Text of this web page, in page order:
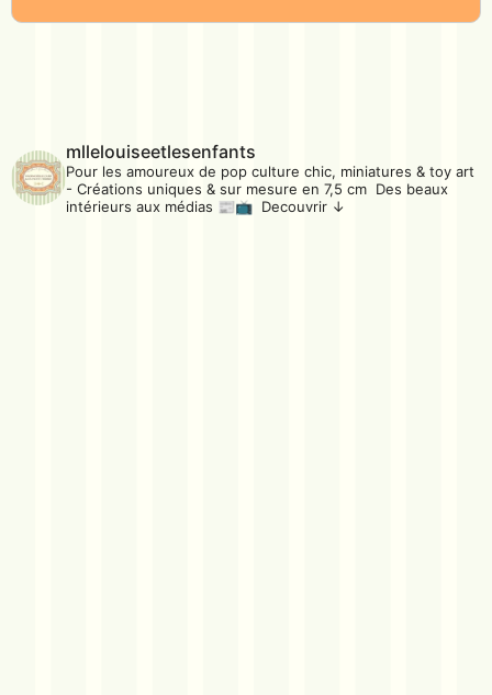
mllelouiseetlesenfants
Pour les amoureux de pop culture chic, miniatures & toy art
- Créations uniques & sur mesure en 7,5 cm Des beaux
intérieurs aux médias 📰📺 Decouvrir ↓